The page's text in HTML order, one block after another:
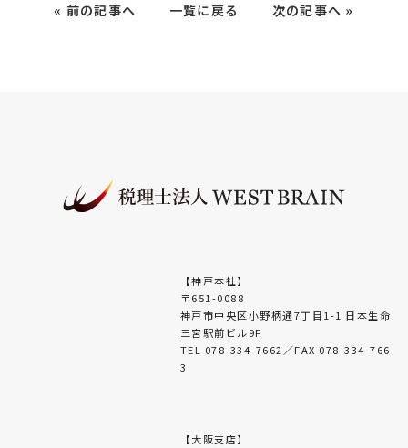
« 前の記事へ 一覧に戻る 次の記事へ »
【神戸本社】
〒651-0088
神戸市中央区小野柄通7丁目1-1 日本生命
三宮駅前ビル9F
TEL 078-334-7662／FAX 078-334-766
3
【大阪支店】